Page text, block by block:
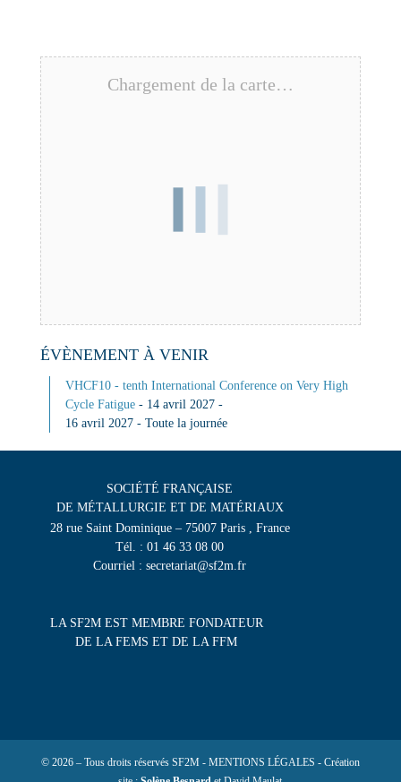
Chargement de la carte…
ÉVÈNEMENT À VENIR
VHCF10 - tenth International Conference on Very High
Cycle Fatigue- 14 avril 2027 -
16 avril 2027 - Toute la journée
SOCIÉTÉ FRANÇAISE
DE MÉTALLURGIE ET DE MATÉRIAUX
28 rue Saint Dominique – 75007 Paris , France
Tél. : 01 46 33 08 00
Courriel : secretariat@sf2m.fr
LA SF2M EST MEMBRE FONDATEUR
DE LA FEMS ET DE LA FFM
© 2026 – Tous droits réservés SF2M - MENTIONS LÉGALES - Création